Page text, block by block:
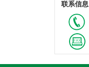
联系信息